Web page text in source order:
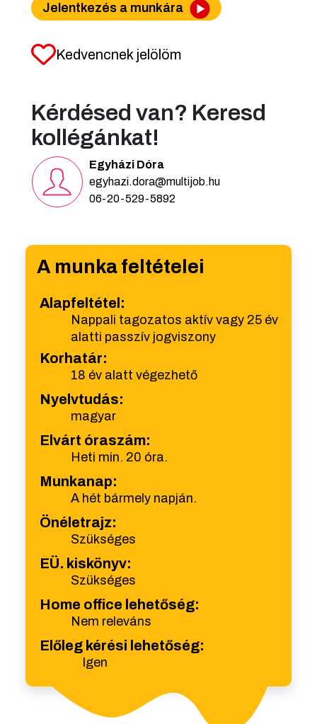
Jelentkezés a munkára
Kedvencnek jelölöm
Kérdésed van? Keresd
kollégánkat!
Egyházi Dóra
egyhazi.dora@multijob.hu
06-20-529-5892
A munka feltételei
Alapfeltétel:
Nappali tagozatos aktív vagy 25 év
alatti passzív jogviszony
Korhatár:
18 év alatt végezhető
Nyelvtudás:
magyar
Elvárt óraszám:
Heti min. 20 óra.
Munkanap:
A hét bármely napján.
Önéletrajz:
Szükséges
EÜ. kiskönyv:
Szükséges
Home office lehetőség:
Nem releváns
Előleg kérési lehetőség:
Igen